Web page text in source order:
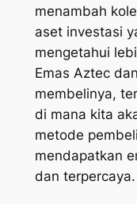
menambah
aset investasi
mengetahui
Emas Aztec
membelinya,
di mana kita
metode
mendapatkan
dan terpercaya.